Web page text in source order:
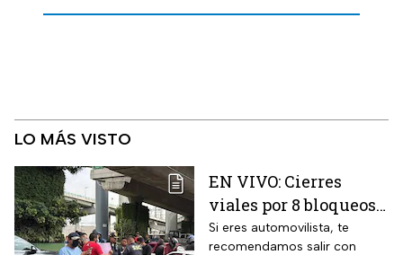
LO MÁS VISTO
EN VIVO: Cierres
viales por 8 bloqueos
en CDMX hoy
Si eres automovilista, te
recomendamos salir con